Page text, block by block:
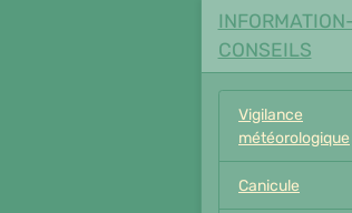
CONSEILS
Vigilance
météorologique
Canicule